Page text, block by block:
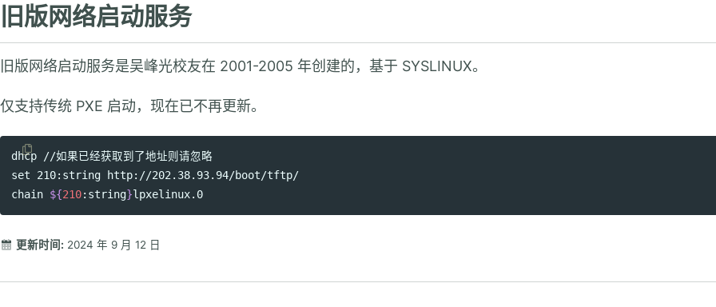
旧版网络启动服务
旧版网络启动服务是吴峰光校友在 2001-2005 年创建的，基于 SYSLINUX。
仅支持传统 PXE 启动，现在已不再更新。
Copy code
set 210:string http://202.38.93.94/boot/tftp/
chain ${210:string} lpxelinux.0
更新时间: 2024 年 9 月 12 日